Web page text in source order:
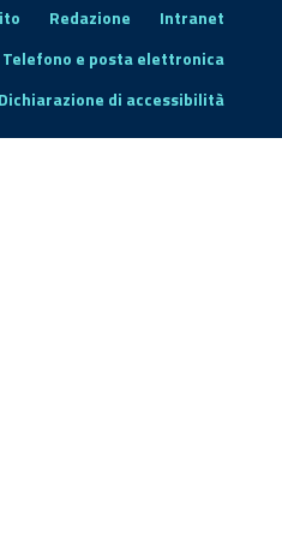
Redazione
Intranet
Telefono e posta elettronica
Dichiarazione di accessibilità